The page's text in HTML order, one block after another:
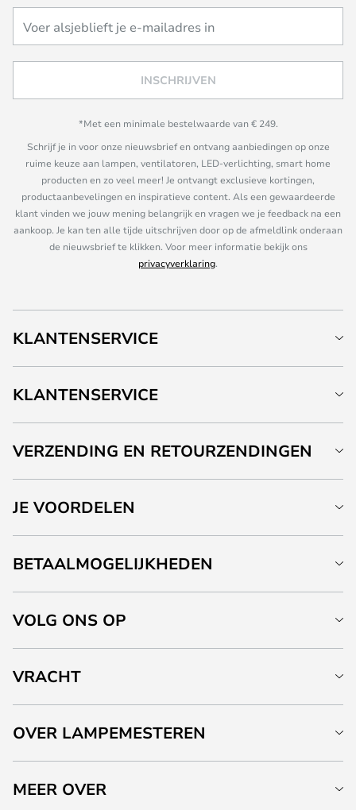
INSCHRIJVEN
*Met een minimale bestelwaarde van € 249.
Schrijf je in voor onze nieuwsbrief en ontvang aanbiedingen op onze
ruime keuze aan lampen, ventilatoren, LED-verlichting, smart home
producten en zo veel meer! Je ontvangt exclusieve kortingen,
productaanbevelingen en inspiratieve content. Als een gewaardeerde
klant vinden we jouw mening belangrijk en vragen we je feedback na een
aankoop. Je kan ten alle tijde uitschrijven door op de afmeldlink onderaan
de nieuwsbrief te klikken. Voor meer informatie bekijk ons
privacyverklaring.
KLANTENSERVICE
KLANTENSERVICE
VERZENDING EN RETOURZENDINGEN
JE VOORDELEN
BETAALMOGELIJKHEDEN
VOLG ONS OP
VRACHT
OVER LAMPEMESTEREN
MEER OVER